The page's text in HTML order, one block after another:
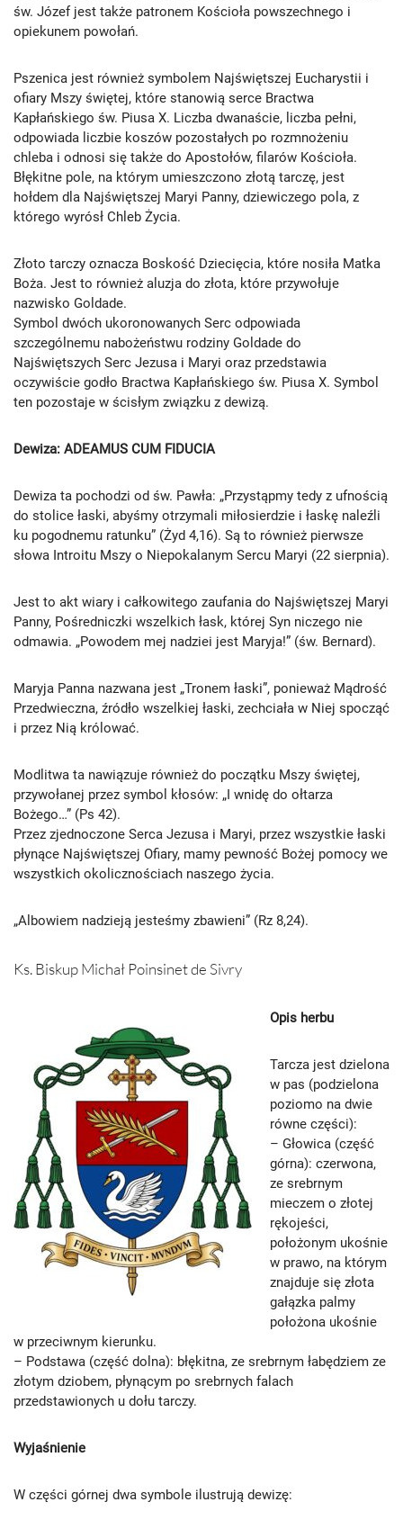
św. Józef jest także patronem Kościoła powszechnego i
opiekunem powołań.
Pszenica jest również symbolem Najświętszej Eucharystii i
ofiary Mszy świętej, które stanowią serce Bractwa
Kapłańskiego św. Piusa X. Liczba dwanaście, liczba pełni,
odpowiada liczbie koszów pozostałych po rozmnożeniu
chleba i odnosi się także do Apostołów, filarów Kościoła.
Błękitne pole, na którym umieszczono złotą tarczę, jest
hołdem dla Najświętszej Maryi Panny, dziewiczego pola, z
którego wyrósł Chleb Życia.
Złoto tarczy oznacza Boskość Dziecięcia, które nosiła Matka
Boża. Jest to również aluzja do złota, które przywołuje
nazwisko Goldade.
Symbol dwóch ukoronowanych Serc odpowiada
szczególnemu nabożeństwu rodziny Goldade do
Najświętszych Serc Jezusa i Maryi oraz przedstawia
oczywiście godło Bractwa Kapłańskiego św. Piusa X. Symbol
ten pozostaje w ścisłym związku z dewizą.
Dewiza: ADEAMUS CUM FIDUCIA
Dewiza ta pochodzi od św. Pawła: „Przystąpmy tedy z ufnością
do stolice łaski, abyśmy otrzymali miłosierdzie i łaskę naleźli
ku pogodnemu ratunku” (Żyd 4,16). Są to również pierwsze
słowa Introitu Mszy o Niepokalanym Sercu Maryi (22 sierpnia).
Jest to akt wiary i całkowitego zaufania do Najświętszej Maryi
Panny, Pośredniczki wszelkich łask, której Syn niczego nie
odmawia. „Powodem mej nadziei jest Maryja!” (św. Bernard).
Maryja Panna nazwana jest „Tronem łaski”, ponieważ Mądrość
Przedwieczna, źródło wszelkiej łaski, zechciała w Niej spocząć
i przez Nią królować.
Modlitwa ta nawiązuje również do początku Mszy świętej,
przywołanej przez symbol kłosów: „I wnidę do ołtarza
Bożego…” (Ps 42).
Przez zjednoczone Serca Jezusa i Maryi, przez wszystkie łaski
płynące Najświętszej Ofiary, mamy pewność Bożej pomocy we
wszystkich okolicznościach naszego życia.
„Albowiem nadzieją jesteśmy zbawieni” (Rz 8,24).
Ks. Biskup Michał Poinsinet de Sivry
Opis herbu
Tarcza jest dzielona
w pas (podzielona
poziomo na dwie
równe części):
– Głowica (część
górna): czerwona,
ze srebrnym
mieczem o złotej
rękojeści,
położonym ukośnie
w prawo, na którym
znajduje się złota
gałązka palmy
położona ukośnie
w przeciwnym kierunku.
– Podstawa (część dolna): błękitna, ze srebrnym łabędziem ze
złotym dziobem, płynącym po srebrnych falach
przedstawionych u dołu tarczy.
Wyjaśnienie
W części górnej dwa symbole ilustrują dewizę: